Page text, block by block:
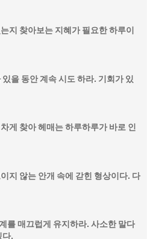
지 찾아보는 지혜가 필요한 하루이
을 동안 계속 시도 하라. 기회가 있
게 찾아 헤매는 하루하루가 바로 인
지 않는 안개 속에 갇힌 형상이다. 다
를 매끄럽게 유지하라. 사소한 말다
다.